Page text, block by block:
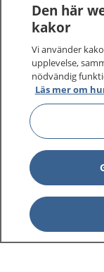
vårdärenden.
1177 ger dig
1177 på flera
Om 1177
Kontakt
Den här
kakor
Vi använder
upplevelse,
nödvändig
Läs mer om